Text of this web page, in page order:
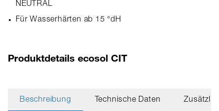
NEUTRAL
Für Wasserhärten ab 15 °dH
Produktdetails ecosol CIT
Beschreibung Technische Daten